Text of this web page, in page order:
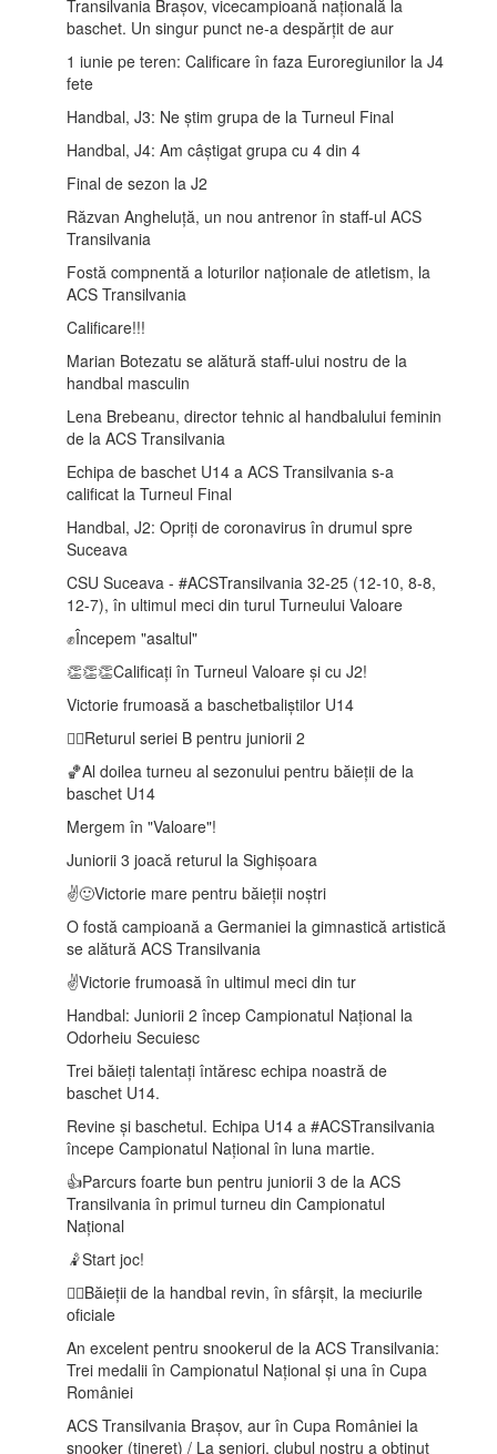
Transilvania Brașov, vicecampioană națională la
baschet. Un singur punct ne-a despărțit de aur
1 iunie pe teren: Calificare în faza Euroregiunilor la J4
fete
Handbal, J3: Ne știm grupa de la Turneul Final
Handbal, J4: Am câștigat grupa cu 4 din 4
Final de sezon la J2
Răzvan Angheluță, un nou antrenor în staff-ul ACS
Transilvania
Fostă compnentă a loturilor naționale de atletism, la
ACS Transilvania
Calificare!!!
Marian Botezatu se alătură staff-ului nostru de la
handbal masculin
Lena Brebeanu, director tehnic al handbalului feminin
de la ACS Transilvania
Echipa de baschet U14 a ACS Transilvania s-a
calificat la Turneul Final
Handbal, J2: Opriți de coronavirus în drumul spre
Suceava
CSU Suceava - #ACSTransilvania 32-25 (12-10, 8-8,
12-7), în ultimul meci din turul Turneului Valoare
✊Începem "asaltul"
👏👏👏Calificați în Turneul Valoare și cu J2!
Victorie frumoasă a baschetbaliștilor U14
🤾‍♂️Returul seriei B pentru juniorii 2
🏀Al doilea turneu al sezonului pentru băieții de la
baschet U14
Mergem în "Valoare"!
Juniorii 3 joacă returul la Sighișoara
✌️🙂Victorie mare pentru băieții noștri
O fostă campioană a Germaniei la gimnastică artistică
se alătură ACS Transilvania
✌️Victorie frumoasă în ultimul meci din tur
Handbal: Juniorii 2 încep Campionatul Național la
Odorheiu Secuiesc
Trei băieți talentați întăresc echipa noastră de
baschet U14.
Revine și baschetul. Echipa U14 a #ACSTransilvania
începe Campionatul Național în luna martie.
👍Parcurs foarte bun pentru juniorii 3 de la ACS
Transilvania în primul turneu din Campionatul
Național
🤾Start joc!
🤾‍♂️Băieții de la handbal revin, în sfârșit, la meciurile
oficiale
An excelent pentru snookerul de la ACS Transilvania:
Trei medalii în Campionatul Național și una în Cupa
României
ACS Transilvania Brașov, aur în Cupa României la
snooker (tineret) / La seniori, clubul nostru a obținut